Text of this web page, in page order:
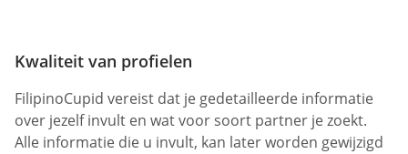
Kwaliteit van profielen
FilipinoCupid vereist dat je gedetailleerde informatie
over jezelf invult en wat voor soort partner je zoekt.
Alle informatie die u invult, kan later worden gewijzigd